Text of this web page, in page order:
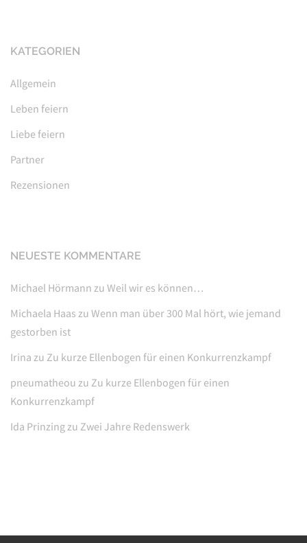
KATEGORIEN
Allgemein
Leben feiern
Liebe feiern
Partner
Rezensionen
NEUESTE KOMMENTARE
Michael Hörmann zu Weil wir es können…
Michaela Haas zu Wenn man über 300 Mal hört, wie jemand
gestorben ist
Irina zu Zu kurze Ellenbogen für einen Konkurrenzkampf
pneumatheou zu Zu kurze Ellenbogen für einen
Konkurrenzkampf
Ida Prinzing zu Zwei Jahre Redenswerk